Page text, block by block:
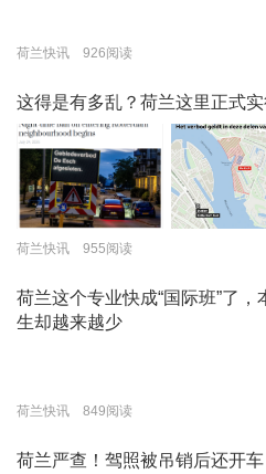
荷兰快讯 926阅读
这得是有多乱？荷兰这里正式
荷兰快讯 955阅读
荷兰这个专业快成“国际班”了，
生却越来越少
荷兰快讯 849阅读
荷兰严查！驾照被吊销后还开车